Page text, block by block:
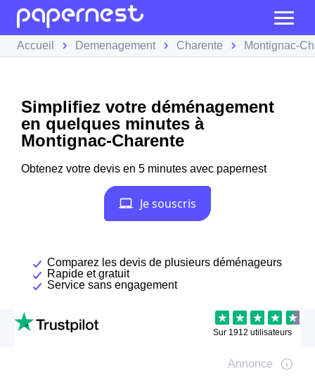
Accueil Demenagement Charente Montignac-